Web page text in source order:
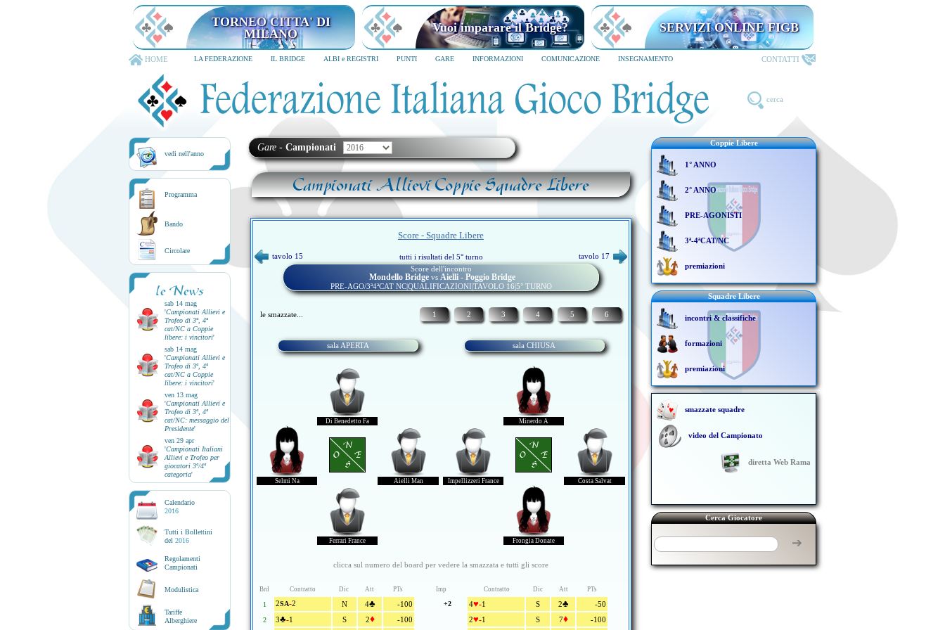
TORNEO CITTA' DI
MILANO
Vuoi imparare il Bridge? SERVIZI ONLINE FIGB
HOME LA FEDERAZIONE IL BRIDGE ALBI e REGISTRI PUNTI GARE INFORMAZIONI COMUNICAZIONE INSEGNAMENTO CONTATTI
cerca
vedi nell'anno
Programma
Bando
Circolare
le News
sab 14 mag
'Campionati Allievi e
Trofeo di 3ª, 4ª
cat/NC a Coppie
libere: i vincitori'
sab 14 mag
'Campionati Allievi e
Trofeo di 3ª, 4ª
cat/NC a Coppie
libere: i vincitori'
ven 13 mag
'Campionati Allievi e
Trofeo di 3ª, 4ª
cat/NC: messaggio del
Presidente'
ven 29 apr
'Campionati Italiani
Allievi e Trofeo per
giocatori 3ª/4ª
categoria'
Calendario
2016
Tutti i Bollettini
del 2016
Regolamenti
Campionati
Modulistica
Tariffe
Alberghiere
Gare - Campionati
Campionati Allievi Coppie Squadre Libere
Score - Squadre Libere
tavolo 15 tutti i risultati del 5° turno
tavolo 17
Score dell'incontro
Mondello Bridgevs Aielli - Poggio Bridge
PRE-AGO/3ª4ªCAT NC|QUALIFICAZIONI|TAVOLO 16|5° TURNO
le smazzate... 1 2 3 4 5 6
sala APERTA
Di Benedetto Fa
Selmi Na
N
O E
S
Aielli Man
Ferrari France
sala CHIUSA
Minerdo A
Impellizzeri France
N
O E
S
Costa Salvat
Frongia Donate
clicca sul numero del board per vedere la smazzata e tutti gli score
Brd Contratto Dic Att PTs Imp Contratto Dic Att PTs
1 2SA-2 N 4♣ -100
2 3♣-1 S 2♦ -100
+2 4♥-1 S 2♣
-50
2♥-1 S 7♦ -100
Coppie Libere
1° ANNO
2° ANNO
PRE-AGONISTI
3ª-4ªCAT/NC
premiazioni
Squadre Libere
incontri & classifiche
formazioni
premiazioni
smazzate squadre
video del Campionato
diretta Web Rama
Cerca Giocatore
➔